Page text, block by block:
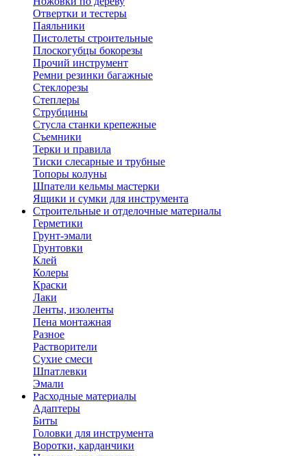
Отвертки и тестеры
Паяльники
Пистолеты строительные
Плоскогубцы бокорезы
Прочий инструмент
Ремни резинки багажные
Стеклорезы
Степлеры
Струбцины
Стусла станки крепежные
Съемники
Терки и правила
Тиски слесарные и трубные
Топоры колуны
Шпатели кельмы мастерки
Ящики и сумки для инструмента
Строительные и отделочные материалы
Герметики
Грунт-эмали
Грунтовки
Клей
Колеры
Краски
Лаки
Ленты, изоленты
Пена монтажная
Разное
Растворители
Сухие смеси
Шпатлевки
Эмали
Расходные материалы
Адаптеры
Биты
Головки для инструмента
Воротки, карданчики